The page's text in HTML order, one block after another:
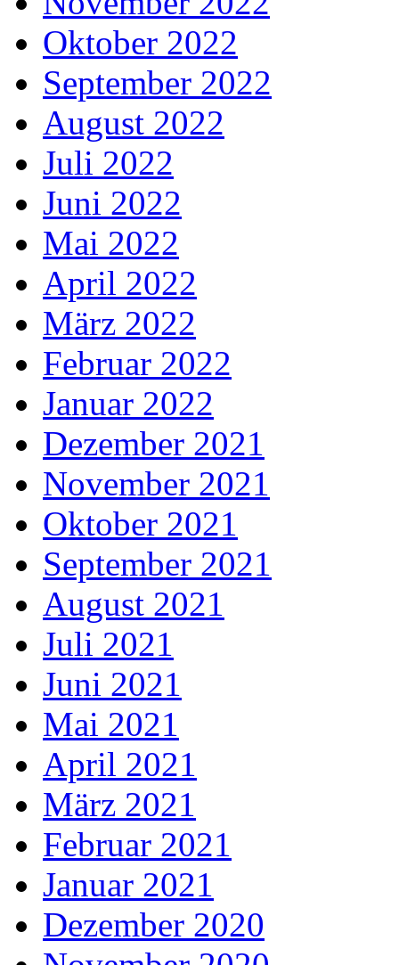
Oktober 2022
September 2022
August 2022
Juli 2022
Juni 2022
Mai 2022
April 2022
März 2022
Februar 2022
Januar 2022
Dezember 2021
November 2021
Oktober 2021
September 2021
August 2021
Juli 2021
Juni 2021
Mai 2021
April 2021
März 2021
Februar 2021
Januar 2021
Dezember 2020